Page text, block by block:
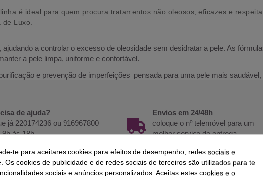
é ideal para quem procura tratamentos não oleosos, eficazes e
Luxo.
a controlar o excesso de oleosidade sem desidratar a pele. As
a pele limpa, uniforme e confortável.
e prevenção de imperfeições, pensada para uma pele mais
de ajuda?
já 220174236 ou 916967800
9h às 18h.
Envios em 24/48h
coloque o nº telemóvel para um
melhor serviço de entrega.
te para aceitares cookies para efeitos de desempenho, redes sociais e
Os cookies de publicidade e de redes sociais de terceiros são utilizados para te
sociais e anúncios personalizados. Aceitas estes cookies e o